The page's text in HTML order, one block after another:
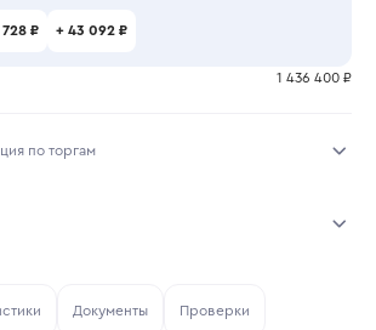
₽ + 43 092 ₽
1 436 400 ₽
по торгам
Открытые торги
Документы Проверки